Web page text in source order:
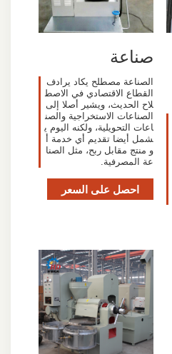
صناعة
الصناعة مصطلح يكاد يرادف
القطاع الاقتصادي في الاصط
لاح الحديث، ويشير أصلا إلى
الصناعات الاستخراجية والصن
اعات التحويلية، ولكنه اليوم ي
شمل أيضا تقديم أي خدمة أ
و منتج مقابل ربح، مثل الصنا
عة المصرفية.
احصل على السعر